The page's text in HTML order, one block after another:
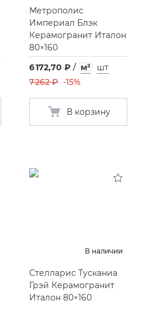
Метрополис
Империал Блэк
Керамогранит Италон
80×160
6 172,70 ₽ / м²
шт
7 262 ₽ -15%
В корзину
В наличии
Стелларис Тусканиа
Грэй Керамогранит
Италон 80×160